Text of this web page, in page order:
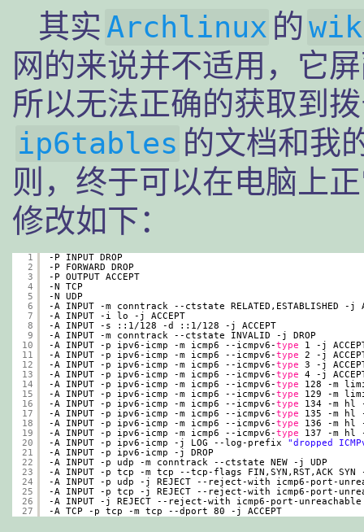
其实Archlinux 的
网的来说并不适用，它
所以无法正确的获取到
ip6tables 的文档和我
则，终于可以在电脑上
修改如下：
1
2
3
4
5
6
7
8
9
10
11
12
13
14
15
16
17
18
19
20
21
22
23
24
25
26
27
-P INPUT DROP
-P FORWARD DROP
-P OUTPUT ACCEPT
-N TCP
-N UDP
-A INPUT -m conntrack --ctstate RELATED,ESTABLISHED -j
-A INPUT -i lo -j ACCEPT
-A INPUT -s ::1/128 -d ::1/128
-j ACCEPT
-A INPUT -m conntrack --ctstate INVALID -j DROP
-A INPUT -p ipv6-icmp -m icmp6 --icmpv6-type
1 -j
-A INPUT -p ipv6-icmp -m icmp6 --icmpv6-type
2 -j
-A INPUT -p ipv6-icmp -m icmp6 --icmpv6-type
3 -j
-A INPUT -p ipv6-icmp -m icmp6 --icmpv6-type
4 -j
-A INPUT -p ipv6-icmp -m icmp6 --icmpv6-type
128 -m
-A INPUT -p ipv6-icmp -m icmp6 --icmpv6-type
129 -m
-A INPUT -p ipv6-icmp -m icmp6 --icmpv6-type
134 -m
-A INPUT -p ipv6-icmp -m icmp6 --icmpv6-type
135 -m
-A INPUT -p ipv6-icmp -m icmp6 --icmpv6-type
136 -m
-A INPUT -p ipv6-icmp -m icmp6 --icmpv6-type
137 -m
-A INPUT -p ipv6-icmp -j LOG --log-prefix "dropped
-A INPUT -p ipv6-icmp -j DROP
-A INPUT -p udp -m conntrack --ctstate NEW -j UDP
-A INPUT -p tcp -m tcp --tcp-flags FIN,SYN,RST,ACK
-A INPUT -p udp -j REJECT --reject-with icmp6-port-
-A INPUT -p tcp -j REJECT --reject-with icmp6-port-
-A INPUT -j REJECT --reject-with icmp6-port-unreachable
-A TCP -p tcp -m tcp --dport 80 -j ACCEPT